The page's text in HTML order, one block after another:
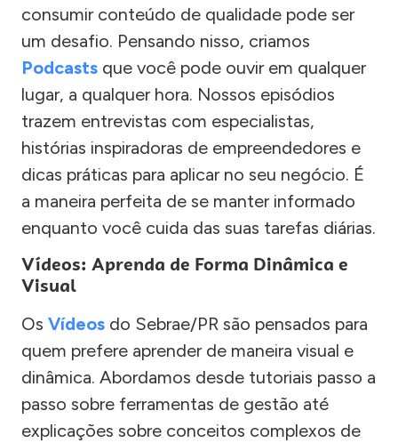
consumir conteúdo de qualidade pode ser
um desafio. Pensando nisso, criamos
Podcasts que você pode ouvir em qualquer
lugar, a qualquer hora. Nossos episódios
trazem entrevistas com especialistas,
histórias inspiradoras de empreendedores e
dicas práticas para aplicar no seu negócio. É
a maneira perfeita de se manter informado
enquanto você cuida das suas tarefas diárias.
Vídeos: Aprenda de Forma Dinâmica e
Visual
Os Vídeos do Sebrae/PR são pensados para
quem prefere aprender de maneira visual e
dinâmica. Abordamos desde tutoriais passo a
passo sobre ferramentas de gestão até
explicações sobre conceitos complexos de